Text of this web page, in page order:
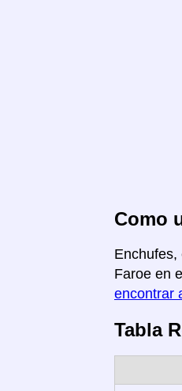
Como
Enchufes,
Faroe en
encontrar
Tabla